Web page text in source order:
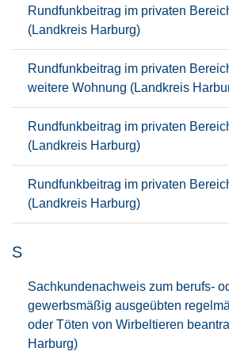
Rundfunkbeitrag im privaten
(Landkreis Harburg)
Rundfunkbeitrag im privaten
weitere Wohnung (Landkreis
Rundfunkbeitrag im privaten
(Landkreis Harburg)
Rundfunkbeitrag im privaten
(Landkreis Harburg)
S
Sachkundenachweis zum berufs-
gewerbsmäßig ausgeübten
oder Töten von Wirbeltieren
Harburg)